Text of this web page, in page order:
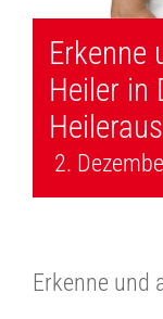
Erkenne
Heiler in
2.
Erkenne und